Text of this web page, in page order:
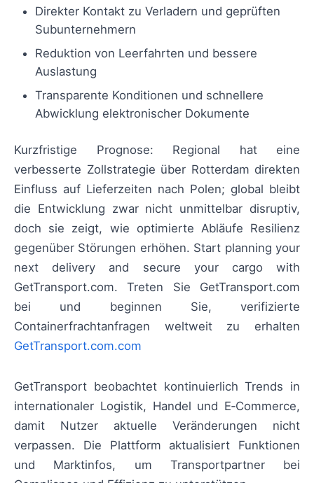
Direkter Kontakt zu Verladern und geprüften
Subunternehmern
Reduktion von Leerfahrten und bessere
Auslastung
Transparente Konditionen und schnellere
Abwicklung elektronischer Dokumente
Kurzfristige Prognose: Regional hat eine
verbesserte Zollstrategie über Rotterdam direkten
Einfluss auf Lieferzeiten nach Polen; global bleibt
die Entwicklung zwar nicht unmittelbar disruptiv,
doch sie zeigt, wie optimierte Abläufe Resilienz
gegenüber Störungen erhöhen. Start planning your
next delivery and secure your cargo with
GetTransport.com. Treten Sie GetTransport.com
bei und beginnen Sie, verifizierte
Containerfrachtanfragen weltweit zu erhalten
GetTransport.com.com
GetTransport beobachtet kontinuierlich Trends in
internationaler Logistik, Handel und E‑Commerce,
damit Nutzer aktuelle Veränderungen nicht
verpassen. Die Plattform aktualisiert Funktionen
und Marktinfos, um Transportpartner bei